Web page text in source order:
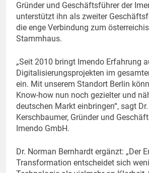
Gründer und Geschäftsführer der
unterstützt ihn als zweiter
die enge Verbindung zum
Stammhaus.
„Seit 2010 bringt Imendo Erfahrung
Digitalisierungsprojekten im
ein. Mit unserem Standort Berlin
Know-how nun noch gezielter und
deutschen Markt einbringen“, sagt
Kerschbaumer, Gründer und
Imendo GmbH.
Dr. Norman Bernhardt ergänzt: „Der
Transformation entscheidet sich